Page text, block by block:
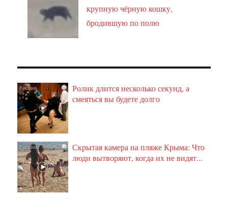
крупную чёрную кошку,
бродившую по полю
i
Ролик длится несколько секунд, а
смеяться вы будете долго
i
Скрытая камера на пляже Крыма: Что
люди вытворяют, когда их не видят...